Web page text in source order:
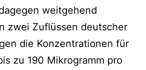
weitgehend
zwei Zuflüssen deutscher
die Konzentrationen für
zu 190 Mikrogramm pro